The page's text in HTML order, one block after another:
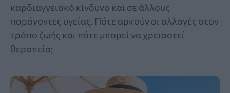
καρδιαγγειακό κίνδυνο και σε άλλους
παράγοντες υγείας. Πότε αρκούν οι αλλαγές στον
τρόπο ζωής και πότε μπορεί να χρειαστεί
θεραπεία;